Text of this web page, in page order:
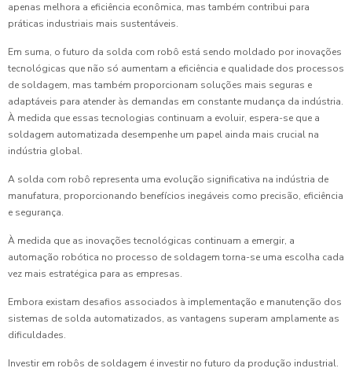
apenas melhora a eficiência econômica, mas também contribui para
práticas industriais mais sustentáveis.
Em suma, o futuro da solda com robô está sendo moldado por inovações
tecnológicas que não só aumentam a eficiência e qualidade dos processos
de soldagem, mas também proporcionam soluções mais seguras e
adaptáveis para atender às demandas em constante mudança da indústria.
À medida que essas tecnologias continuam a evoluir, espera-se que a
soldagem automatizada desempenhe um papel ainda mais crucial na
indústria global.
A solda com robô representa uma evolução significativa na indústria de
manufatura, proporcionando benefícios inegáveis como precisão, eficiência
e segurança.
À medida que as inovações tecnológicas continuam a emergir, a
automação robótica no processo de soldagem torna-se uma escolha cada
vez mais estratégica para as empresas.
Embora existam desafios associados à implementação e manutenção dos
sistemas de solda automatizados, as vantagens superam amplamente as
dificuldades.
Investir em robôs de soldagem é investir no futuro da produção industrial.